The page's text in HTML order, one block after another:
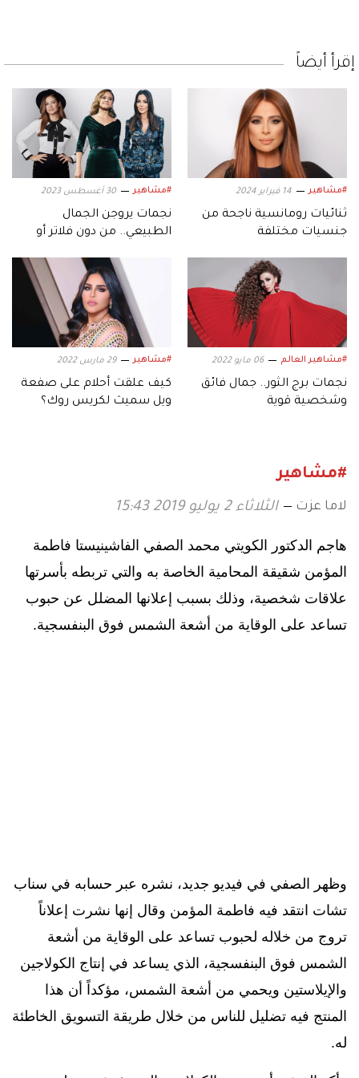
إقرأ أيضاً
#مشاهير 14 فبراير 2024
ثنائيات رومانسية ناجحة من
جنسيات مختلفة
#مشاهير 30 أغسطس 2023
نجمات يروجن الجمال
الطبيعي.. من دون فلاتر أو
#مشاهير العالم 06 مايو 2022
نجمات برج الثور.. جمال فائق
وشخصية قوية
#مشاهير 29 مارس 2022
كيف علقت أحلام على صفعة
ويل سميث لكريس روك؟
#مشاهير
لاما عزت الثلاثاء 2 يوليو 2019 15:43
هاجم الدكتور الكويتي محمد الصفي الفاشينيستا فاطمة
المؤمن شقيقة المحامية الخاصة به والتي تربطه بأسرتها
علاقات شخصية، وذلك بسبب إعلانها المضلل عن حبوب
تساعد على الوقاية من أشعة الشمس فوق البنفسجية.
وظهر الصفي في فيديو جديد، نشره عبر حسابه في سناب
تشات انتقد فيه فاطمة المؤمن وقال إنها نشرت إعلاناً
تروج من خلاله لحبوب تساعد على الوقاية من أشعة
الشمس فوق البنفسجية، الذي يساعد في إنتاج الكولاجين
والإيلاستين ويحمي من أشعة الشمس، مؤكداً أن هذا
المنتج فيه تضليل للناس من خلال طريقة التسويق الخاطئة
له.